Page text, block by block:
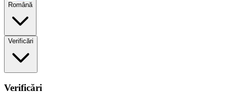
Română
Verificări
Verificări